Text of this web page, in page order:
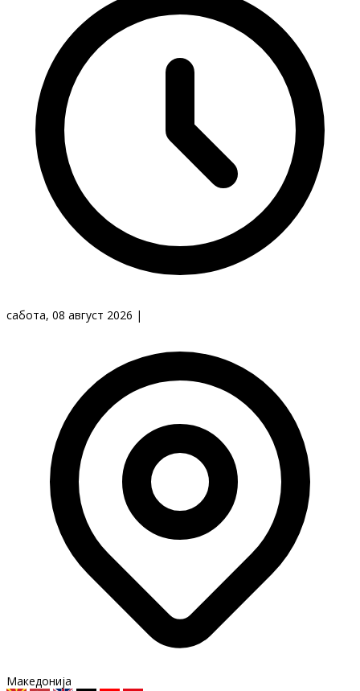
сабота, 08 август 2026 |
Македонија